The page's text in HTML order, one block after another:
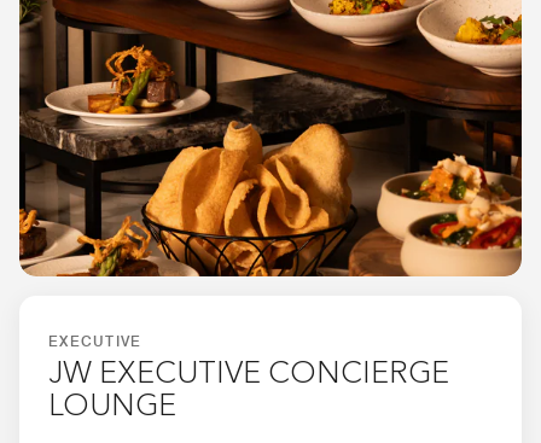
EXECUTIVE
JW EXECUTIVE CONCIERGE
LOUNGE